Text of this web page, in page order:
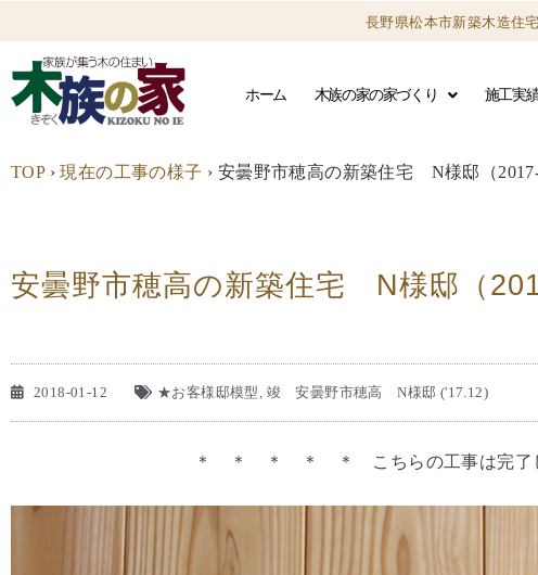
長野県松本市新築木造住
ホーム 木族の家の家づくり 施工実
TOP › 現在の工事の様子 › 安曇野市穂高の新築住宅 N様邸（2017-
安曇野市穂高の新築住宅 N様邸（
2018-01-12 ★お客様邸模型 竣 安曇野市穂高 N様邸 ('17.12)
＊ ＊ ＊ ＊ ＊ こちらの工事は完